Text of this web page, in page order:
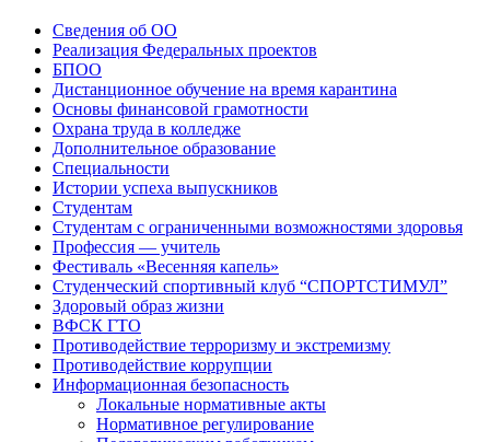
Сведения об ОО
Реализация Федеральных проектов
БПОО
Дистанционное обучение на время карантина
Основы финансовой грамотности
Охрана труда в колледже
Дополнительное образование
Специальности
Истории успеха выпускников
Студентам
Студентам с ограниченными возможностями здоровья
Профессия — учитель
Фестиваль «Весенняя капель»
Студенческий спортивный клуб “СПОРТСТИМУЛ”
Здоровый образ жизни
ВФСК ГТО
Противодействие терроризму и экстремизму
Противодействие коррупции
Информационная безопасность
Локальные нормативные акты
Нормативное регулирование